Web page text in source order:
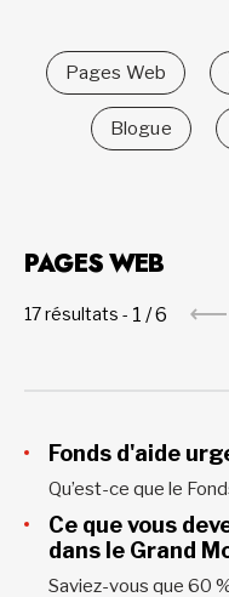
Pages Web
Blogue
PAGES WEB
17 résultats - 1 /6
Fonds d'aide
Ce que vous
dans le Grand